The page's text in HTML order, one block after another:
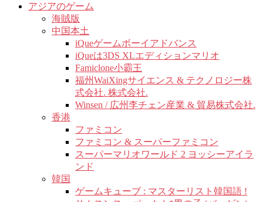
アジアのゲーム
海賊版
中国本土
iQueゲームボーイアドバンス
iQueは3DS XLエディションマリオ
Famiclone小霸王
福州WaiXingサイエンス & テクノロジー株
式会社. 株式会社.
Winsen / 広州李チェン産業 & 貿易株式会社.
香港
ファミコン
ファミコン & スーパーファミコン
スーパーマリオワールド 2 ヨッシーアイラ
ンド
韓国
ゲームキューブ : マスターリスト韓国語 !